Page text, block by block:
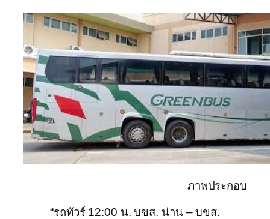
ภาพประกอบ
“รถทัวร์ 12:00 น. บขส. น่าน – บขส.